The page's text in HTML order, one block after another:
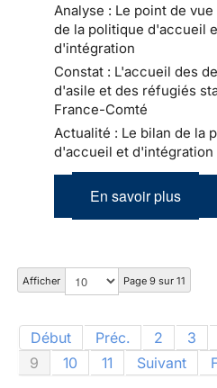
Analyse : Le point de
de la politique d'accueil
d'intégration
Constat : L'accueil des
d'asile et des réfugiés
France-Comté
Actualité : Le bilan de la
d'accueil et d'intégration
En savoir plus
Afficher Page 9 sur 11
Début Préc. 2 3
9
10 11 Suivant